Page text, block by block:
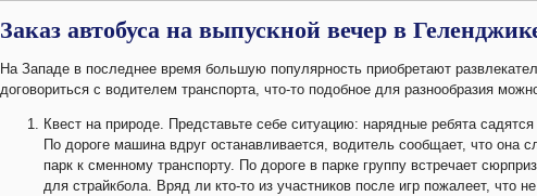
Заказ автобуса на выпускной вечер в
На Западе в последнее время большую популярность приобретают
договориться с водителем транспорта, что-то подобное для разнообразия
Квест на природе. Представьте себе ситуацию: нарядные ребята
По дороге машина вдруг останавливается, водитель сообщает, что она
парк к сменному транспорту. По дороге в парке группу встречает
для страйкбола. Вряд ли кто-то из участников после игр пожалеет, что